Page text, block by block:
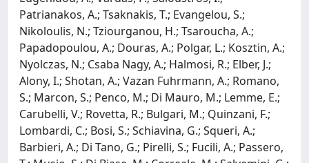
Patrianakos, A.; Tsaknakis, T.; Evangelou, S.;
Nikoloulis, N.; Tziourganou, H.; Tsaroucha, A.;
Papadopoulou, A.; Douras, A.; Polgar, L.; Kosztin, A.;
Nyolczas, N.; Csaba Nagy, A.; Halmosi, R.; Elber, J.;
Alony, I.; Shotan, A.; Vazan Fuhrmann, A.; Romano,
S.; Marcon, S.; Penco, M.; Di Mauro, M.; Lemme, E.;
Carubelli, V.; Rovetta, R.; Bulgari, M.; Quinzani, F.;
Lombardi, C.; Bosi, S.; Schiavina, G.; Squeri, A.;
Barbieri, A.; Di Tano, G.; Pirelli, S.; Fucili, A.; Passero,